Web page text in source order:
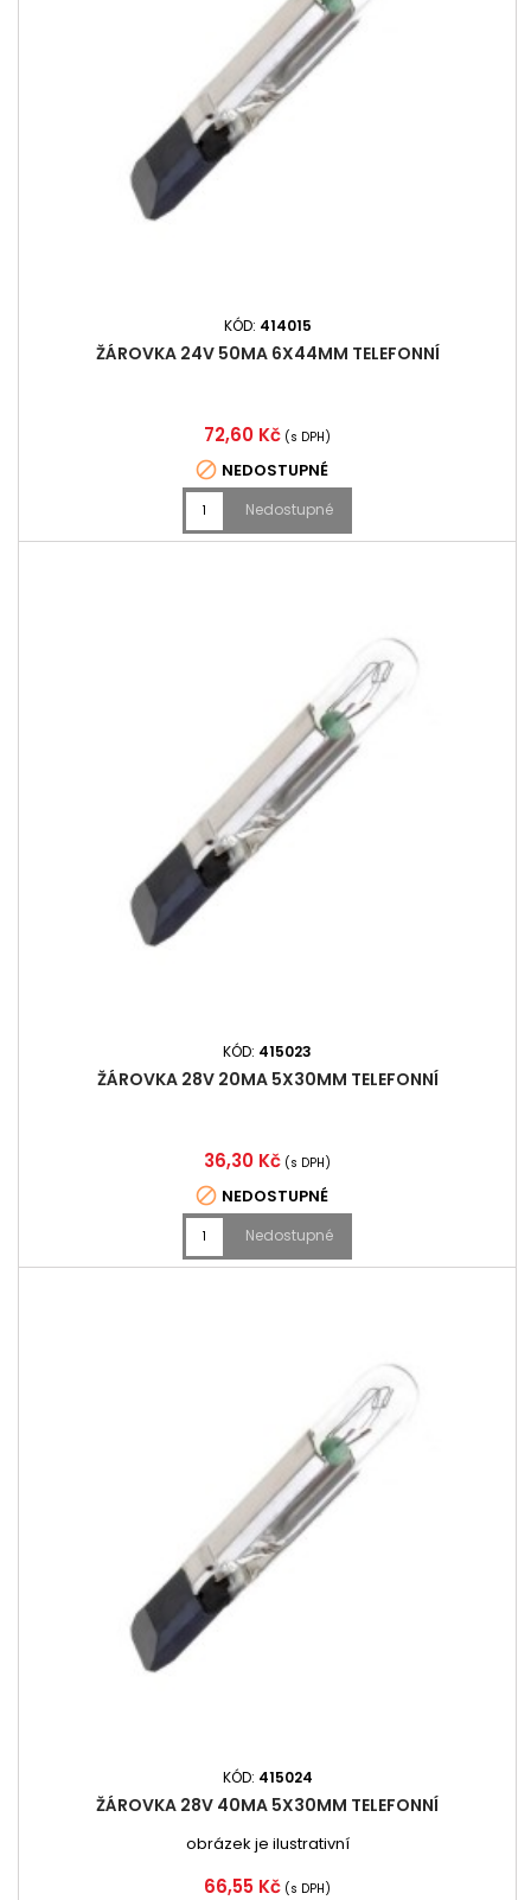
KÓD: 414015
ŽÁROVKA 24V 50MA 6X44MM TELEFONNÍ
Cena
72,60 Kč (s DPH)
 NEDOSTUPNÉ
Nedostupné
KÓD: 415023
ŽÁROVKA 28V 20MA 5X30MM TELEFONNÍ
Cena
36,30 Kč (s DPH)
 NEDOSTUPNÉ
Nedostupné
KÓD: 415024
ŽÁROVKA 28V 40MA 5X30MM TELEFONNÍ
obrázek je ilustrativní
Cena
66,55 Kč (s DPH)